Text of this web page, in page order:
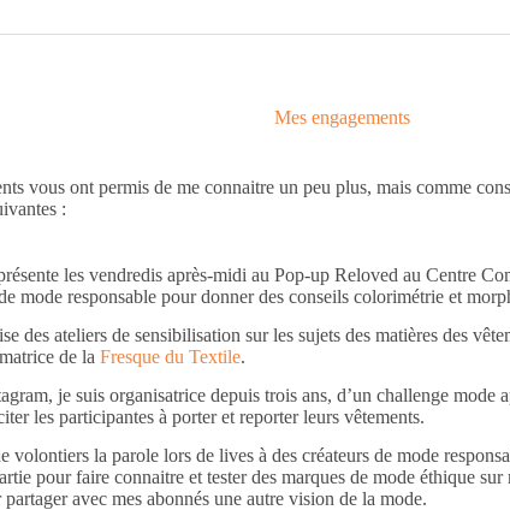
Mes engagements
vous ont permis de me connaitre un peu plus, mais comme
:
les vendredis après-midi au Pop-up Reloved au Centre
mode responsable pour donner des conseils colorimétrie et
des ateliers de sensibilisation sur les sujets des matières des
de la Fresque du Textile.
je suis organisatrice depuis trois ans, d’un challenge mode
les participantes à porter et reporter leurs vêtements.
volontiers la parole lors de lives à des créateurs de mode
pour faire connaitre et tester des marques de mode éthique
avec mes abonnés une autre vision de la mode.